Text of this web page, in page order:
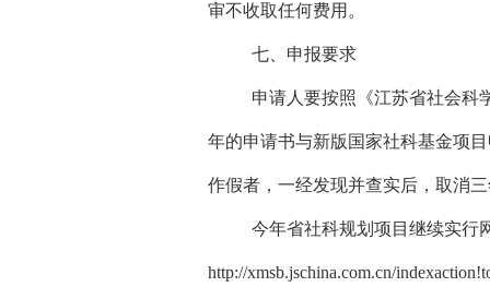
审不收取任何费用。
七、申报要求
申请人要按照《江苏省社会科
年的申请书与新版国家社科基金项
作假者，一经发现并查实后，取消
今年省社科规划项目继续实行
http://xmsb.jschina.com.cn/